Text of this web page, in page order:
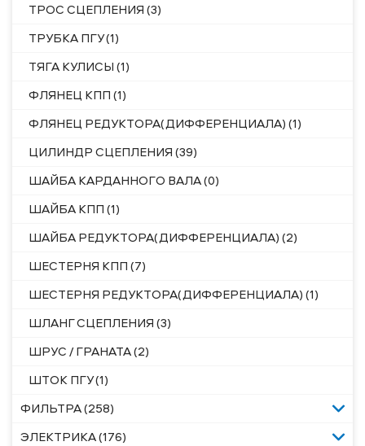
ТРОС СЦЕПЛЕНИЯ (3)
ТРУБКА ПГУ (1)
ТЯГА КУЛИСЫ (1)
ФЛЯНЕЦ КПП (1)
ФЛЯНЕЦ РЕДУКТОРА(ДИФФЕРЕНЦИАЛА) (1)
ЦИЛИНДР СЦЕПЛЕНИЯ (39)
ШАЙБА КАРДАННОГО ВАЛА (0)
ШАЙБА КПП (1)
ШАЙБА РЕДУКТОРА(ДИФФЕРЕНЦИАЛА) (2)
ШЕСТЕРНЯ КПП (7)
ШЕСТЕРНЯ РЕДУКТОРА(ДИФФЕРЕНЦИАЛА) (1)
ШЛАНГ СЦЕПЛЕНИЯ (3)
ШРУС / ГРАНАТА (2)
ШТОК ПГУ (1)
ФИЛЬТРА (258)
ЭЛЕКТРИКА (176)